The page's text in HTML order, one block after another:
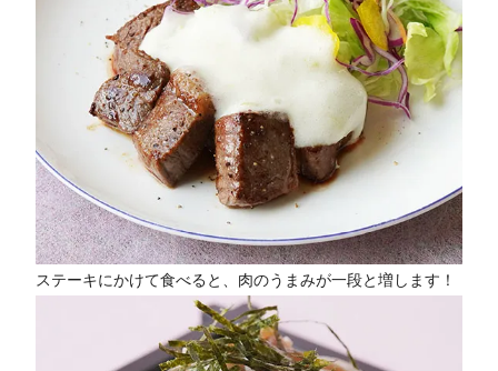
ステーキにかけて食べると、肉のうまみが一段と増します！